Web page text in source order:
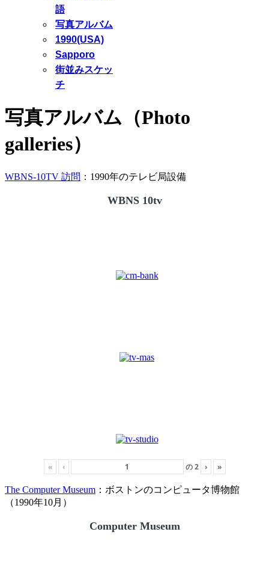
語
写真アルバム
1990(USA)
Sapporo
街並みスケッ
チ
写真アルバム（Photo
galleries）
WBNS-10TV 訪問 ：1990年のテレビ局設備
WBNS 10tv
« ‹ の2 › »
The Computer Museum ：ボストンのコンピュータ博物館
（1990年10月）
Computer Museum